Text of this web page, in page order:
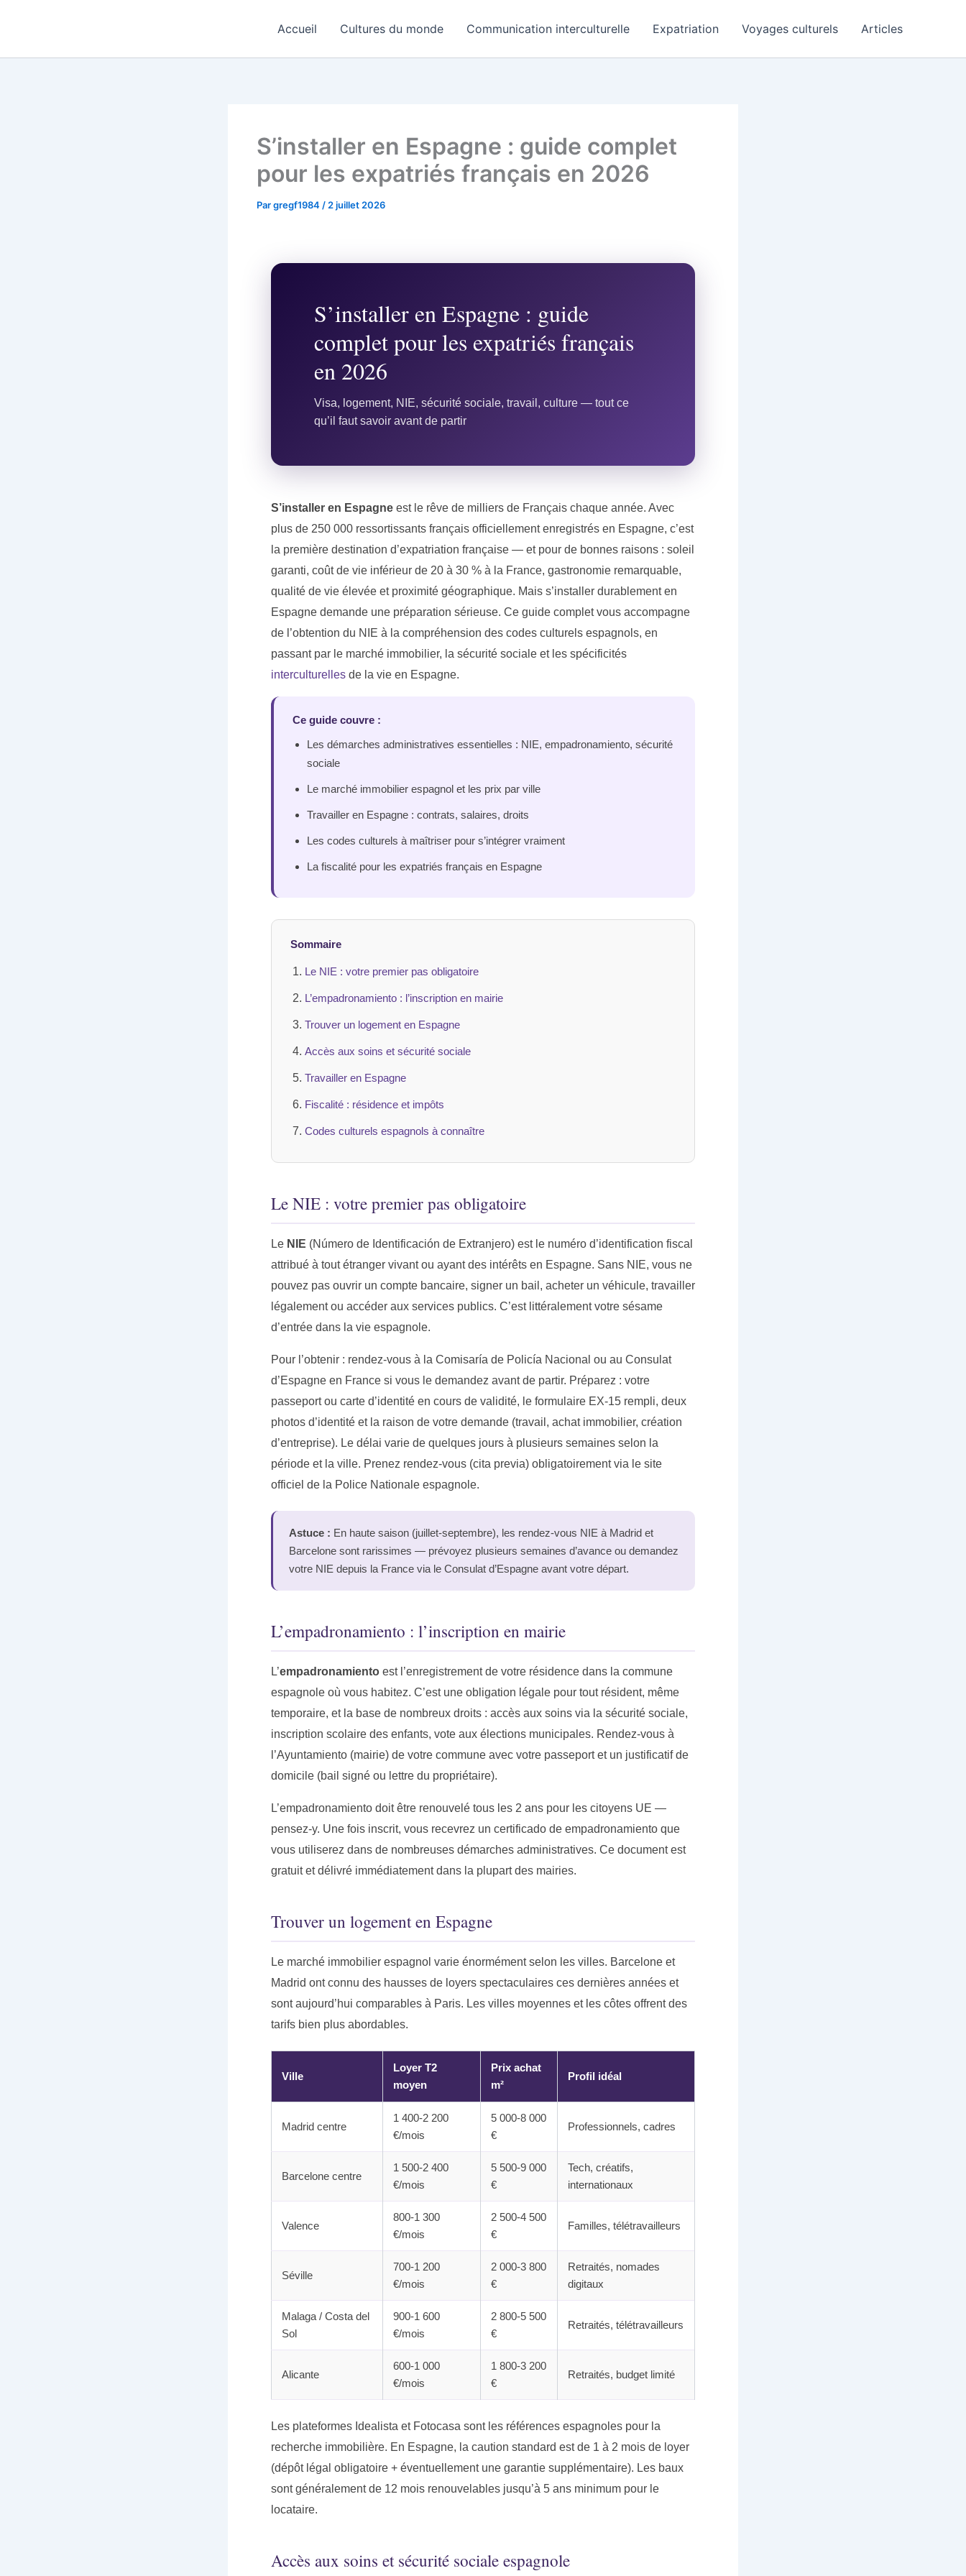
Accueil Cultures du monde Communication interculturelle Expatriation Voyages culturels Articles
S’installer en Espagne : guide complet
pour les expatriés français en 2026
Pargregf1984 / 2 juillet 2026
S’installer en Espagne : guide
complet pour les expatriés français
en 2026
Visa, logement, NIE, sécurité sociale, travail, culture — tout ce
qu’il faut savoir avant de partir
S’installer en Espagne est le rêve de milliers de Français chaque année. Avec
plus de 250 000 ressortissants français officiellement enregistrés en Espagne, c’est
la première destination d’expatriation française — et pour de bonnes raisons : soleil
garanti, coût de vie inférieur de 20 à 30 % à la France, gastronomie remarquable,
qualité de vie élevée et proximité géographique. Mais s’installer durablement en
Espagne demande une préparation sérieuse. Ce guide complet vous accompagne
de l’obtention du NIE à la compréhension des codes culturels espagnols, en
passant par le marché immobilier, la sécurité sociale et les spécificités
interculturelles de la vie en Espagne.
Ce guide couvre :
Les démarches administratives essentielles : NIE, empadronamiento, sécurité
sociale
Le marché immobilier espagnol et les prix par ville
Travailler en Espagne : contrats, salaires, droits
Les codes culturels à maîtriser pour s’intégrer vraiment
La fiscalité pour les expatriés français en Espagne
Sommaire
Le NIE : votre premier pas obligatoire
L’empadronamiento : l’inscription en mairie
Trouver un logement en Espagne
Accès aux soins et sécurité sociale
Travailler en Espagne
Fiscalité : résidence et impôts
Codes culturels espagnols à connaître
Le NIE : votre premier pas obligatoire
Le NIE (Número de Identificación de Extranjero) est le numéro d’identification fiscal
attribué à tout étranger vivant ou ayant des intérêts en Espagne. Sans NIE, vous ne
pouvez pas ouvrir un compte bancaire, signer un bail, acheter un véhicule, travailler
légalement ou accéder aux services publics. C’est littéralement votre sésame
d’entrée dans la vie espagnole.
Pour l’obtenir : rendez-vous à la Comisaría de Policía Nacional ou au Consulat
d’Espagne en France si vous le demandez avant de partir. Préparez : votre
passeport ou carte d’identité en cours de validité, le formulaire EX-15 rempli, deux
photos d’identité et la raison de votre demande (travail, achat immobilier, création
d’entreprise). Le délai varie de quelques jours à plusieurs semaines selon la
période et la ville. Prenez rendez-vous (cita previa) obligatoirement via le site
officiel de la Police Nationale espagnole.
Astuce : En haute saison (juillet-septembre), les rendez-vous NIE à Madrid et
Barcelone sont rarissimes — prévoyez plusieurs semaines d’avance ou demandez
votre NIE depuis la France via le Consulat d’Espagne avant votre départ.
L’empadronamiento : l’inscription en mairie
L’empadronamiento est l’enregistrement de votre résidence dans la commune
espagnole où vous habitez. C’est une obligation légale pour tout résident, même
temporaire, et la base de nombreux droits : accès aux soins via la sécurité sociale,
inscription scolaire des enfants, vote aux élections municipales. Rendez-vous à
l’Ayuntamiento (mairie) de votre commune avec votre passeport et un justificatif de
domicile (bail signé ou lettre du propriétaire).
L’empadronamiento doit être renouvelé tous les 2 ans pour les citoyens UE —
pensez-y. Une fois inscrit, vous recevrez un certificado de empadronamiento que
vous utiliserez dans de nombreuses démarches administratives. Ce document est
gratuit et délivré immédiatement dans la plupart des mairies.
Trouver un logement en Espagne
Le marché immobilier espagnol varie énormément selon les villes. Barcelone et
Madrid ont connu des hausses de loyers spectaculaires ces dernières années et
sont aujourd’hui comparables à Paris. Les villes moyennes et les côtes offrent des
tarifs bien plus abordables.
Ville
Loyer T2
moyen
Prix achat
m²
Profil idéal
Madrid centre
1 400-2 200
€/mois
5 000-8 000
€
Professionnels, cadres
Barcelone centre
1 500-2 400
€/mois
5 500-9 000
€
Tech, créatifs,
internationaux
Valence
800-1 300
€/mois
2 500-4 500
€
Familles, télétravailleurs
Séville
700-1 200
€/mois
2 000-3 800
€
Retraités, nomades
digitaux
Malaga / Costa del
Sol
900-1 600
€/mois
2 800-5 500
€
Retraités, télétravailleurs
Alicante
600-1 000
€/mois
1 800-3 200
€
Retraités, budget limité
Les plateformes Idealista et Fotocasa sont les références espagnoles pour la
recherche immobilière. En Espagne, la caution standard est de 1 à 2 mois de loyer
(dépôt légal obligatoire + éventuellement une garantie supplémentaire). Les baux
sont généralement de 12 mois renouvelables jusqu’à 5 ans minimum pour le
locataire.
Accès aux soins et sécurité sociale espagnole